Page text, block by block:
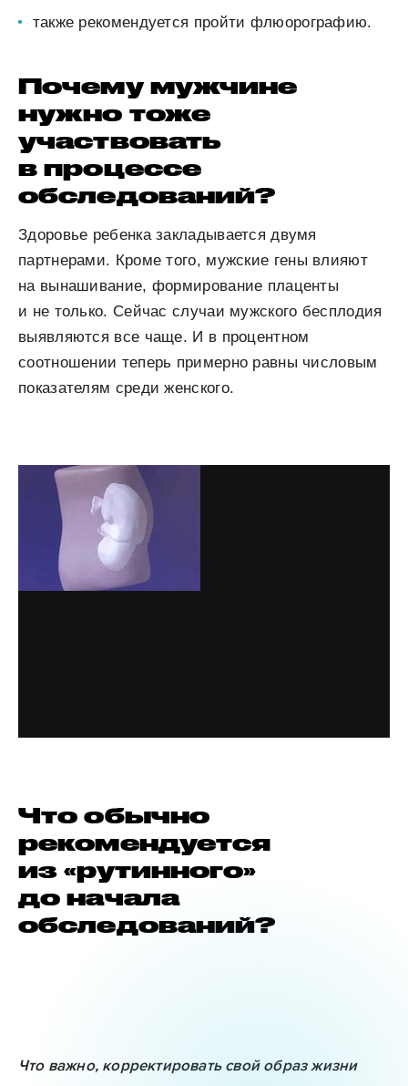
также рекомендуется пройти флюорографию.
Почему мужчине
нужно тоже
участвовать
в процессе
обследований?
Здоровье ребенка закладывается двумя
партнерами. Кроме того, мужские гены влияют
на вынашивание, формирование плаценты
и не только. Сейчас случаи мужского бесплодия
выявляются все чаще. И в процентном
соотношении теперь примерно равны числовым
показателям среди женского.
Что обычно
рекомендуется
из «рутинного»
до начала
обследований?
Что важно, корректировать свой образ жизни